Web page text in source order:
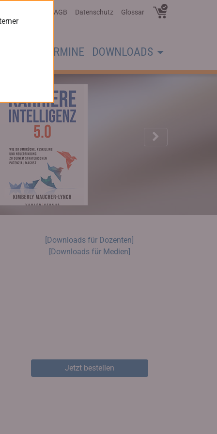
AGB Datenschutz Glossar
TERMINE DOWNLOADS
[Downloads für Dozenten]
[Downloads für Medien]
Jetzt bestellen